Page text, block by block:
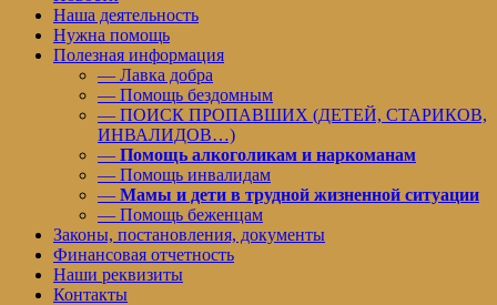
Наша деятельность
Нужна помощь
Полезная информация
— Лавка добра
— Помощь бездомным
— ПОИСК ПРОПАВШИХ (ДЕТЕЙ, СТАРИКОВ,
ИНВАЛИДОВ…)
— Помощь алкоголикам и наркоманам
— Помощь инвалидам
— Мамы и дети в трудной жизненной ситуации
— Помощь беженцам
Законы, постановления, документы
Финансовая отчетность
Наши реквизиты
Контакты